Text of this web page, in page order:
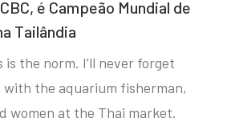
é Campeão Mundial de
Tailândia
is the norm. I’ll never forget
the aquarium fisherman,
women at the Thai market.